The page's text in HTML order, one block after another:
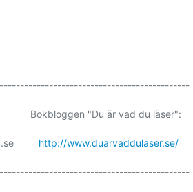
Bokbloggen "Du är vad du läser":
http://www.duarvaddulaser.se/